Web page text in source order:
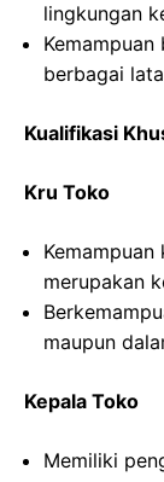
lingkungan
berbagai
Kualifikasi
Kru Toko
merupakan
maupun
Kepala Toko
Memiliki